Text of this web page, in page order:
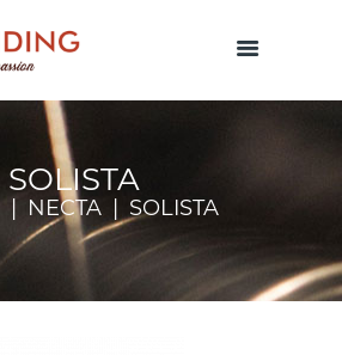
SOLISTA
NECTA SOLISTA